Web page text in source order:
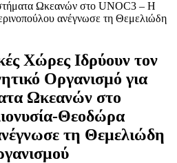
Χώρες Ιδρύουν τον
Οργανισμό για
Ωκεανών στο
Θεοδώρα
τη Θεμελιώδη